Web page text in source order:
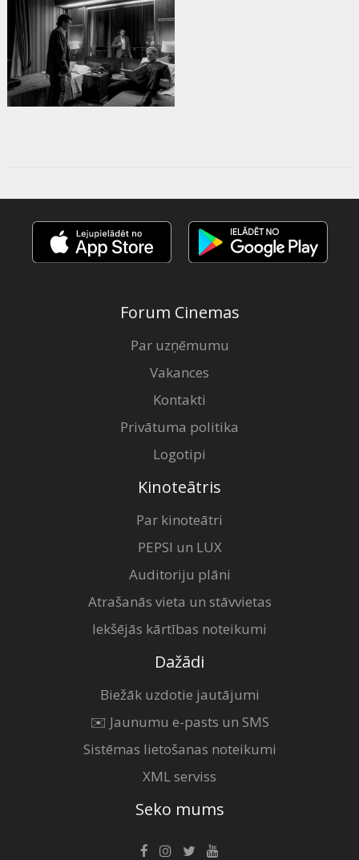
Forum Cinemas
Par uzņēmumu
Vakances
Kontakti
Privātuma politika
Logotipi
Kinoteātris
Par kinoteātri
PEPSI un LUX
Auditoriju plāni
Atrašanās vieta un stāvvietas
Iekšējās kārtības noteikumi
Dažādi
Biežāk uzdotie jautājumi
✉️ Jaunumu e-pasts un SMS
Sistēmas lietošanas noteikumi
XML serviss
Seko mums